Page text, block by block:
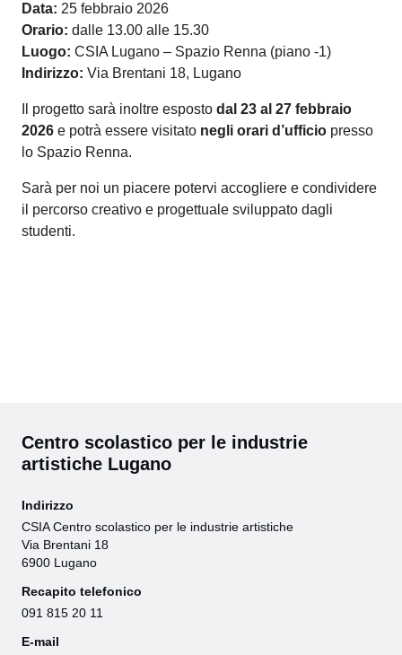
Data: 25 febbraio 2026
Orario: dalle 13.00 alle 15.30
Luogo: CSIA Lugano – Spazio Renna (piano -1)
Indirizzo: Via Brentani 18, Lugano
Il progetto sarà inoltre esposto dal 23 al 27 febbraio
2026 e potrà essere visitato negli orari d’ufficio presso
lo Spazio Renna.
Sarà per noi un piacere potervi accogliere e condividere
il percorso creativo e progettuale sviluppato dagli
studenti.
Centro scolastico per le industrie
artistiche Lugano
Indirizzo
CSIA Centro scolastico per le industrie artistiche
Via Brentani 18
6900 Lugano
Recapito telefonico
091 815 20 11
E-mail